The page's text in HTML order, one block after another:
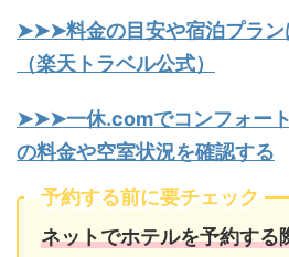
➤➤➤料金の目安や宿泊プラン
（楽天トラベル公式）
➤➤➤一休.comでコンフォー
の料金や空室状況を確認する
予約する前に要チェック
ネットでホテルを予約する